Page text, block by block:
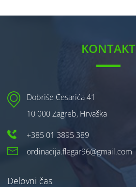
KONTAKT
Dobriše Cesarića 41
10 000 Zagreb, Hrvaška
+385 01 3895 389
ordinacija.flegar96@gmail.com
Delovni čas